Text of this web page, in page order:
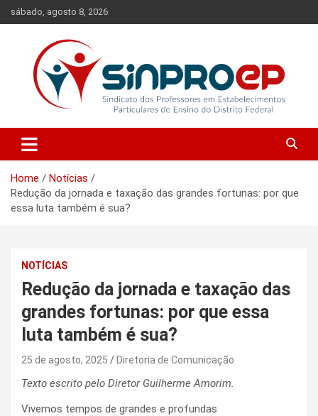
Skip
to
sábado, agosto 8, 2026
Sinproep-DF
Ensino do Distrito Federal
Home
Notícias
Redução da jornada e taxação das grandes fortunas: por que
essa luta também é sua?
NOTÍCIAS
Redução da jornada e taxação das
grandes fortunas: por que essa
luta também é sua?
25 de agosto, 2025 Diretoria de Comunicação
Texto escrito pelo Diretor Guilherme Amorim.
Vivemos tempos de grandes e profundas